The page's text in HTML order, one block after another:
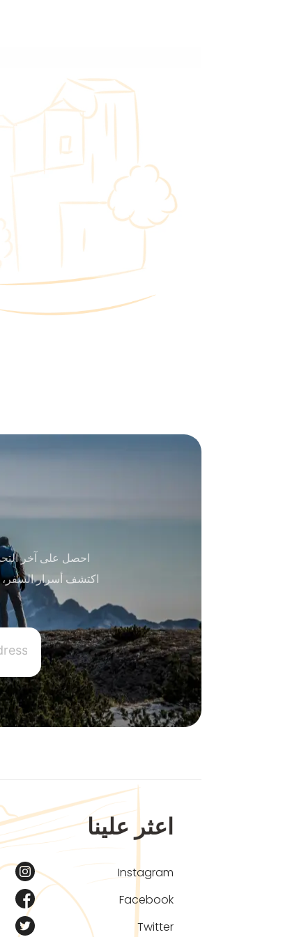
احصل على آخر
اكتشف أسرار
اعثر علينا
Instagram
Facebook
Twitter